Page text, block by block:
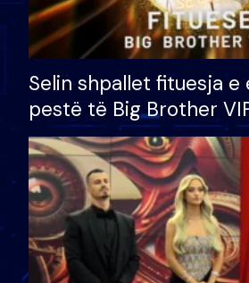
Selin shpallet fituesja
pestë të Big Brother
çmimin e madh prej